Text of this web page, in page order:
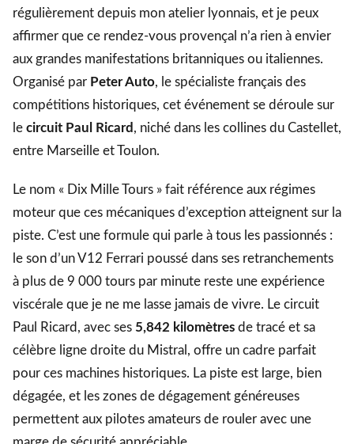
régulièrement depuis mon atelier lyonnais, et je peux
affirmer que ce rendez-vous provençal n’a rien à envier
aux grandes manifestations britanniques ou italiennes.
Organisé par Peter Auto, le spécialiste français des
compétitions historiques, cet événement se déroule sur
le circuit Paul Ricard , niché dans les collines du Castellet,
entre Marseille et Toulon.
Le nom « Dix Mille Tours » fait référence aux régimes
moteur que ces mécaniques d’exception atteignent sur la
piste. C’est une formule qui parle à tous les passionnés :
le son d’un V12 Ferrari poussé dans ses retranchements
à plus de 9 000 tours par minute reste une expérience
viscérale que je ne me lasse jamais de vivre. Le circuit
Paul Ricard, avec ses 5,842 kilomètres de tracé et sa
célèbre ligne droite du Mistral, offre un cadre parfait
pour ces machines historiques. La piste est large, bien
dégagée, et les zones de dégagement généreuses
permettent aux pilotes amateurs de rouler avec une